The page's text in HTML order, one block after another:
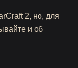
2, но, для
и об